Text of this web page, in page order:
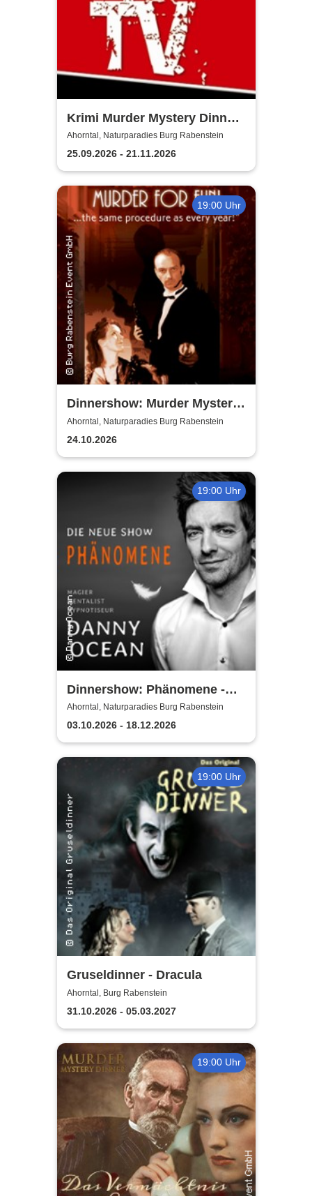
Krimi Murder Mystery Dinner
- Kripo TV
Ahorntal, Naturparadies Burg Rabenstein
25.09.2026 - 21.11.2026
19:00 Uhr
Dinnershow: Murder Mystery
Dinner - Murder for Fun
Ahorntal, Naturparadies Burg Rabenstein
24.10.2026
19:00 Uhr
Dinnershow: Phänomene -
Danny Ocean
Ahorntal, Naturparadies Burg Rabenstein
03.10.2026 - 18.12.2026
19:00 Uhr
Gruseldinner - Dracula
Ahorntal, Burg Rabenstein
31.10.2026 - 05.03.2027
19:00 Uhr